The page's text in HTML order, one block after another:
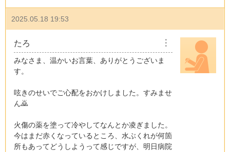
2025.05.18 19:53
たろ ︙
みなさま、温かいお言葉、ありがとうございま
す。
呟きのせいでご心配をおかけしました。すみませ
ん🙇
火傷の薬を塗って冷やしてなんとか凌ぎました。
今はまだ赤くなっているところ、水ぶくれが何箇
所もあってどうしようって感じですが、明日病院